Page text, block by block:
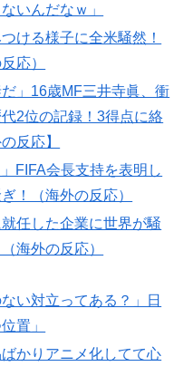
剥奪や過去ワールドカッ
除を要求するFIFA公式制
FIFA新会社構想が10日
外の反応・解説】
対立ってある？」日本
」
どんな理由で退学者が出
だ！」 英高級紙も驚愕
の領有権を主張してきた
らないな」「日本政府の
いんだなｗ」
ける様子に全米騒然！
応）
」16歳MF三井寺眞、衝
2位の記録！3得点に絡
反応】
FIFA会長支持を表明し
！（海外の反応）
任した企業に世界が騒
海外の反応）
い対立ってある？」日
置」
かりアニメ化してて心